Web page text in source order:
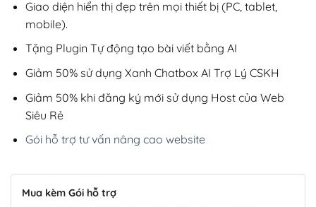
Giao diện hiển thị đẹp trên mọi thiết bị (PC, tablet,
mobile).
Tặng Plugin Tự động tạo bài viết bằng AI
Giảm 50% sử dụng Xanh Chatbox AI Trợ Lý CSKH
Giảm 50% khi đăng ký mới sử dụng Host của Web
Siêu Rẻ
Gói hỗ trợ tư vấn nâng cao website
Mua kèm Gói hỗ trợ